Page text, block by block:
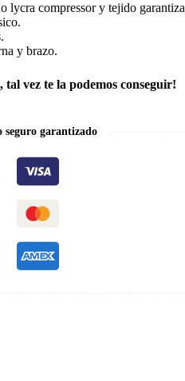
lycra compressor y tejido garantiza
y brazo.
tal vez te la podemos conseguir!
seguro garantizado